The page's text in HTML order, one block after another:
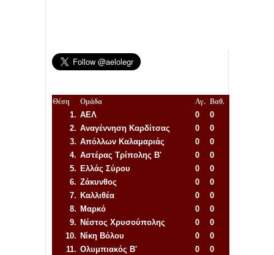
Θέση Ομάδα Αγ. Βαθ.
1. ΑΕΛ 0
0
2. Αναγέννηση Καρδίτσας 0
0
3. Απόλλων Καλαμαριάς 0
0
4. Αστέρας Τρίπολης Β' 0
0
5. Ελλάς Σύρου 0
0
6. Ζάκυνθος 0
0
7. Καλλιθέα 0
0
8. Μαρκό 0
0
9. Νέστος Χρυσούπολης 0
0
10. Νίκη Βόλου 0
0
11. Ολυμπιακός Β' 0
0